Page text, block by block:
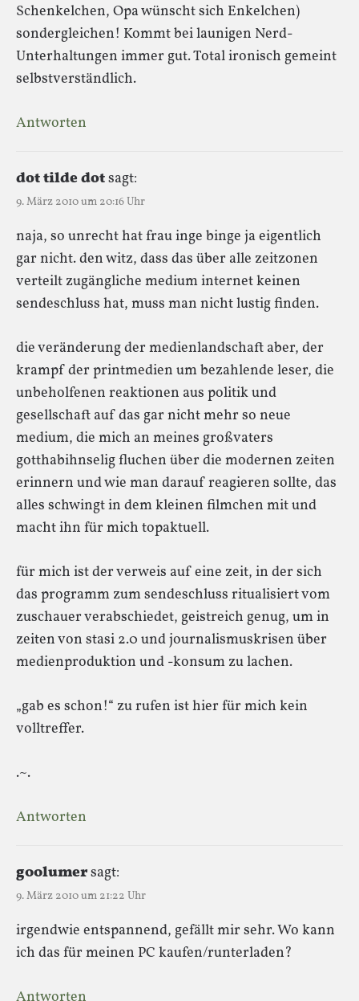
Schenkelchen, Opa wünscht sich Enkelchen)
sondergleichen! Kommt bei launigen Nerd-
Unterhaltungen immer gut. Total ironisch gemeint
selbstverständlich.
Antworten
dot tilde dotsagt:
9. März 2010 um 20:16 Uhr
naja, so unrecht hat frau inge binge ja eigentlich
gar nicht. den witz, dass das über alle zeitzonen
verteilt zugängliche medium internet keinen
sendeschluss hat, muss man nicht lustig finden.
die veränderung der medienlandschaft aber, der
krampf der printmedien um bezahlende leser, die
unbeholfenen reaktionen aus politik und
gesellschaft auf das gar nicht mehr so neue
medium, die mich an meines großvaters
gotthabihnselig fluchen über die modernen zeiten
erinnern und wie man darauf reagieren sollte, das
alles schwingt in dem kleinen filmchen mit und
macht ihn für mich topaktuell.
für mich ist der verweis auf eine zeit, in der sich
das programm zum sendeschluss ritualisiert vom
zuschauer verabschiedet, geistreich genug, um in
zeiten von stasi 2.0 und journalismuskrisen über
medienproduktion und -konsum zu lachen.
„gab es schon!“ zu rufen ist hier für mich kein
volltreffer.
.~.
Antworten
g00lumersagt:
9. März 2010 um 21:22 Uhr
irgendwie entspannend, gefällt mir sehr. Wo kann
ich das für meinen PC kaufen/runterladen?